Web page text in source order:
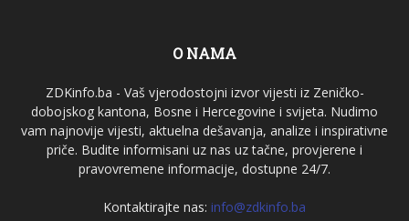
O NAMA
ZDKinfo.ba - Vaš vjerodostojni izvor vijesti iz Zeničko-
dobojskog kantona, Bosne i Hercegovine i svijeta. Nudimo
vam najnovije vijesti, aktuelna dešavanja, analize i inspirativne
priče. Budite informisani uz nas uz tačne, provjerene i
pravovremene informacije, dostupne 24/7.
Kontaktirajte nas: info@zdkinfo.ba